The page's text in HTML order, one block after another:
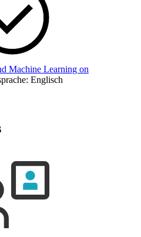
Machine Learning on
Englisch